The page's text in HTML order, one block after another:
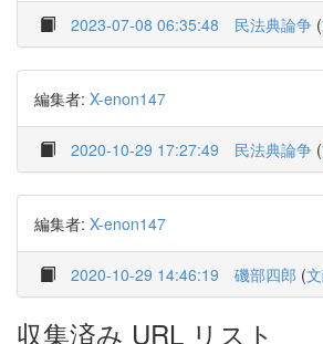
2023-07-08 06:35:48 民法典論争 (
編集者: X-enon147
2020-10-29 17:27:49 民法典論争 (
編集者: X-enon147
2020-10-29 14:46:19 磯部四郎 (
収集済み URL リスト